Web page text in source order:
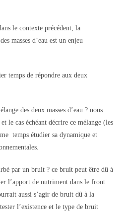
le contexte précédent, la
masses d’eau est un enjeu
temps de répondre aux deux
des deux masses d’eau ? nous
le cas échéant décrire ce mélange (les
temps étudier sa dynamique et
par un bruit ? ce bruit peut être dû à
l’apport de nutriment dans le front
aussi s’agir de bruit dû à la
l’existence et le type de bruit